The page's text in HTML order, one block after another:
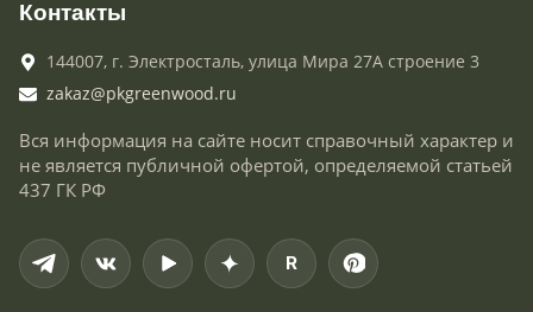
Контакты
144007, г. Электросталь, улица Мира 27А строение 3
zakaz@pkgreenwood.ru
Вся информация на сайте носит справочный характер и
не является публичной офертой, определяемой статьей
437 ГК РФ
R